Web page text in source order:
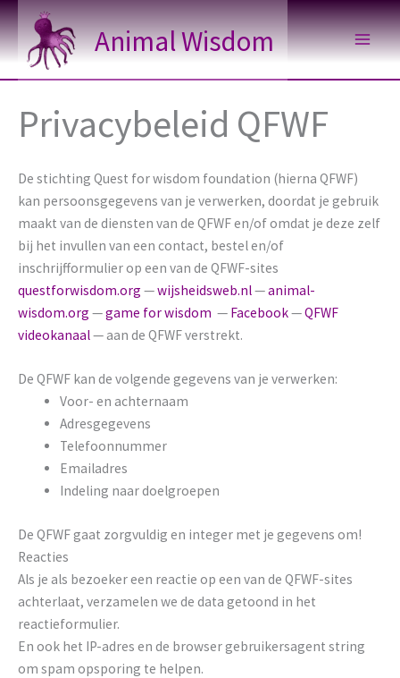
Ga
naar
de
inhoud
Animal Wisdom
Privacybeleid QFWF
De stichting Quest for wisdom foundation (hierna QFWF)
kan persoonsgegevens van je verwerken, doordat je gebruik
maakt van de diensten van de QFWF en/of omdat je deze zelf
bij het invullen van een contact, bestel en/of
inschrijfformulier op een van de QFWF-sites
questforwisdom.org —wijsheidsweb.nl—animal-
wisdom.org —game for wisdom — Facebook—QFWF
videokanaal— aan de QFWF verstrekt.
De QFWF kan de volgende gegevens van je verwerken:
Voor- en achternaam
Adresgegevens
Telefoonnummer
Emailadres
Indeling naar doelgroepen
De QFWF gaat zorgvuldig en integer met je gegevens om!
Reacties
Als je als bezoeker een reactie op een van de QFWF-sites
achterlaat, verzamelen we de data getoond in het
reactieformulier.
En ook het IP-adres en de browser gebruikersagent string
om spam opsporing te helpen.